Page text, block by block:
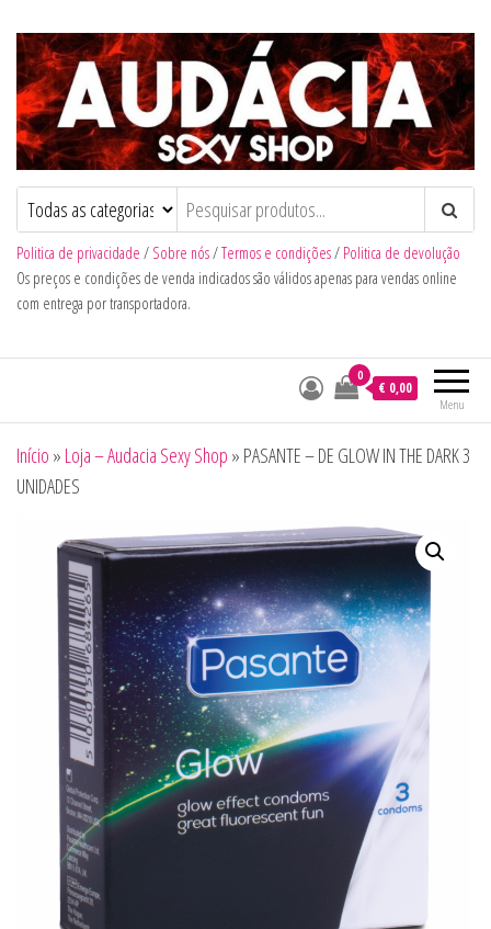
Audacia Sexy Shop
Politica de privacidade / Sobre nós/Termos e condições/ Politica de devolução
Os preços e condições de venda indicados são válidos apenas para vendas online
com entrega por transportadora.
Menu
0
€ 0,00
Início » Loja – Audacia Sexy Shop » PASANTE – DE GLOW IN THE DARK 3
UNIDADES